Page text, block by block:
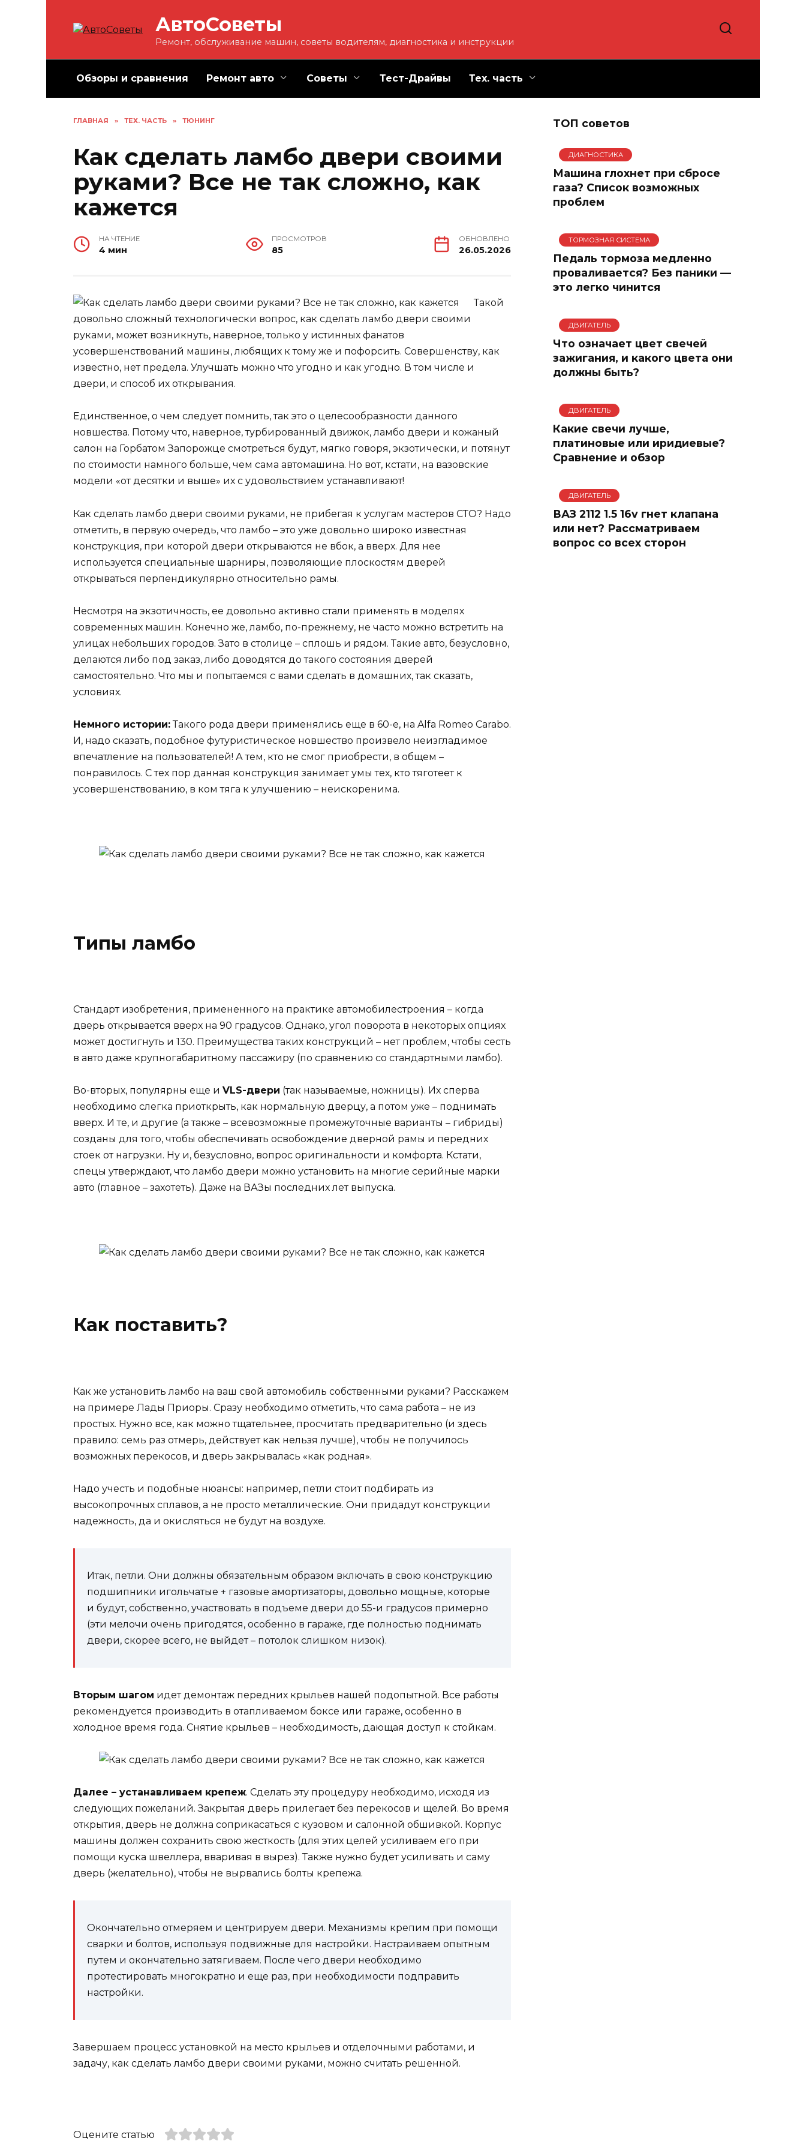
АвтоСоветы
Ремонт, обслуживание машин, советы водителям, диагностика и инструкции
Обзоры и сравнения Ремонт авто Советы Тест-Драйвы Тех. часть
ГЛАВНАЯ » ТЕХ. ЧАСТЬ » ТЮНИНГ
Как сделать ламбо двери своими
руками? Все не так сложно, как
кажется
НА ЧТЕНИЕ
4 мин
ПРОСМОТРОВ
85
ОБНОВЛЕНО
26.05.2026
Такой
довольно сложный технологически вопрос, как сделать ламбо двери своими
руками, может возникнуть, наверное, только у истинных фанатов
усовершенствований машины, любящих к тому же и пофорсить. Совершенству, как
известно, нет предела. Улучшать можно что угодно и как угодно. В том числе и
двери, и способ их открывания.
Единственное, о чем следует помнить, так это о целесообразности данного
новшества. Потому что, наверное, турбированный движок, ламбо двери и кожаный
салон на Горбатом Запорожце смотреться будут, мягко говоря, экзотически, и потянут
по стоимости намного больше, чем сама автомашина. Но вот, кстати, на вазовские
модели «от десятки и выше» их с удовольствием устанавливают!
Как сделать ламбо двери своими руками, не прибегая к услугам мастеров СТО? Надо
отметить, в первую очередь, что ламбо – это уже довольно широко известная
конструкция, при которой двери открываются не вбок, а вверх. Для нее
используется специальные шарниры, позволяющие плоскостям дверей
открываться перпендикулярно относительно рамы.
Несмотря на экзотичность, ее довольно активно стали применять в моделях
современных машин. Конечно же, ламбо, по-прежнему, не часто можно встретить на
улицах небольших городов. Зато в столице – сплошь и рядом. Такие авто, безусловно,
делаются либо под заказ, либо доводятся до такого состояния дверей
самостоятельно. Что мы и попытаемся с вами сделать в домашних, так сказать,
условиях.
Немного истории:Такого рода двери применялись еще в 60-е, на Alfa Romeo Carabo.
И, надо сказать, подобное футуристическое новшество произвело неизгладимое
впечатление на пользователей! А тем, кто не смог приобрести, в общем –
понравилось. С тех пор данная конструкция занимает умы тех, кто тяготеет к
усовершенствованию, в ком тяга к улучшению – неискоренима.
Типы ламбо
Стандарт изобретения, примененного на практике автомобилестроения – когда
дверь открывается вверх на 90 градусов. Однако, угол поворота в некоторых опциях
может достигнуть и 130. Преимущества таких конструкций – нет проблем, чтобы сесть
в авто даже крупногабаритному пассажиру (по сравнению со стандартными ламбо).
Во-вторых, популярны еще и VLS-двери (так называемые, ножницы). Их сперва
необходимо слегка приоткрыть, как нормальную дверцу, а потом уже – поднимать
вверх. И те, и другие (а также – всевозможные промежуточные варианты – гибриды)
созданы для того, чтобы обеспечивать освобождение дверной рамы и передних
стоек от нагрузки. Ну и, безусловно, вопрос оригинальности и комфорта. Кстати,
спецы утверждают, что ламбо двери можно установить на многие серийные марки
авто (главное – захотеть). Даже на ВАЗы последних лет выпуска.
Как поставить?
Как же установить ламбо на ваш свой автомобиль собственными руками? Расскажем
на примере Лады Приоры. Сразу необходимо отметить, что сама работа – не из
простых. Нужно все, как можно тщательнее, просчитать предварительно (и здесь
правило: семь раз отмерь, действует как нельзя лучше), чтобы не получилось
возможных перекосов, и дверь закрывалась «как родная».
Надо учесть и подобные нюансы: например, петли стоит подбирать из
высокопрочных сплавов, а не просто металлические. Они придадут конструкции
надежность, да и окисляться не будут на воздухе.
Итак, петли. Они должны обязательным образом включать в свою конструкцию
подшипники игольчатые + газовые амортизаторы, довольно мощные, которые
и будут, собственно, участвовать в подъеме двери до 55-и градусов примерно
(эти мелочи очень пригодятся, особенно в гараже, где полностью поднимать
двери, скорее всего, не выйдет – потолок слишком низок).
Вторым шагом идет демонтаж передних крыльев нашей подопытной. Все работы
рекомендуется производить в отапливаемом боксе или гараже, особенно в
холодное время года. Снятие крыльев – необходимость, дающая доступ к стойкам.
Далее – устанавливаем крепеж. Сделать эту процедуру необходимо, исходя из
следующих пожеланий. Закрытая дверь прилегает без перекосов и щелей. Во время
открытия, дверь не должна соприкасаться с кузовом и салонной обшивкой. Корпус
машины должен сохранить свою жесткость (для этих целей усиливаем его при
помощи куска швеллера, вваривая в вырез). Также нужно будет усиливать и саму
дверь (желательно), чтобы не вырвались болты крепежа.
Окончательно отмеряем и центрируем двери. Механизмы крепим при помощи
сварки и болтов, используя подвижные для настройки. Настраиваем опытным
путем и окончательно затягиваем. После чего двери необходимо
протестировать многократно и еще раз, при необходимости подправить
настройки.
Завершаем процесс установкой на место крыльев и отделочными работами, и
задачу, как сделать ламбо двери своими руками, можно считать решенной.
Оцените статью
ТОП советов
ДИАГНОСТИКА
Машина глохнет при сбросе
газа? Список возможных
проблем
ТОРМОЗНАЯ СИСТЕМА
Педаль тормоза медленно
проваливается? Без паники —
это легко чинится
ДВИГАТЕЛЬ
Что означает цвет свечей
зажигания, и какого цвета они
должны быть?
ДВИГАТЕЛЬ
Какие свечи лучше,
платиновые или иридиевые?
Сравнение и обзор
ДВИГАТЕЛЬ
ВАЗ 2112 1.5 16v гнет клапана
или нет? Рассматриваем
вопрос со всех сторон